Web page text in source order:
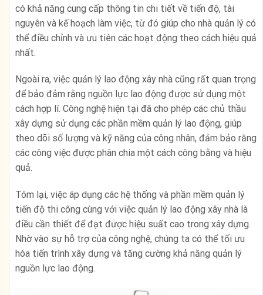
có khả năng cung cấp thông tin chi tiết về tiến độ, tài
nguyên và kế hoạch làm việc, từ đó giúp cho nhà quản lý có
thể điều chỉnh và ưu tiên các hoạt động theo cách hiệu quả
nhất.
Ngoài ra, việc quản lý lao động xây nhà cũng rất quan trọng
để bảo đảm rằng nguồn lực lao động được sử dụng một
cách hợp lí. Công nghệ hiện tại đã cho phép các chủ thầu
xây dựng sử dụng các phần mềm quản lý lao động, giúp
theo dõi số lượng và kỹ năng của công nhân, đảm bảo rằng
các công việc được phân chia một cách công bằng và hiệu
quả.
Tóm lại, việc áp dụng các hệ thống và phần mềm quản lý
tiến độ thi công cùng với việc quản lý lao động xây nhà là
điều cần thiết để đạt được hiệu suất cao trong xây dựng.
Nhờ vào sự hỗ trợ của công nghệ, chúng ta có thể tối ưu
hóa tiến trình xây dựng và tăng cường khả năng quản lý
nguồn lực lao động.